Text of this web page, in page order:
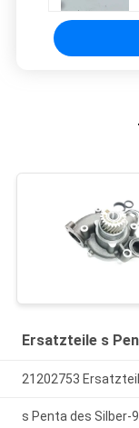
Ersatzteile s
21202753
s Penta des Silber-